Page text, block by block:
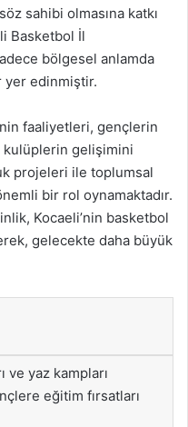
sahibi olmasına katkı
Basketbol İl
bölgesel anlamda
yer edinmiştir.
faaliyetleri, gençlerin
kulüplerin gelişimini
projeleri ile toplumsal
bir rol oynamaktadır.
Kocaeli’nin basketbol
gelecekte daha büyük
ve yaz kampları
eğitim fırsatları